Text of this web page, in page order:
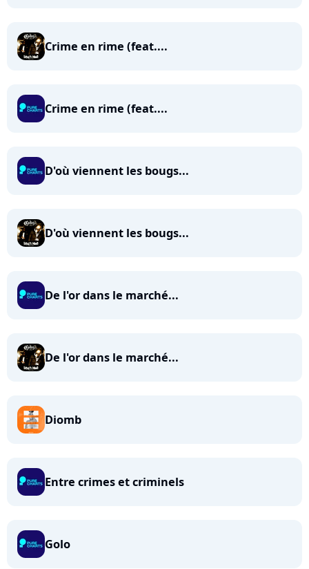
Crime en rime (feat....
Crime en rime (feat....
D'où viennent les bougs...
D'où viennent les bougs...
De l'or dans le marché...
De l'or dans le marché...
Diomb
Entre crimes et criminels
Golo